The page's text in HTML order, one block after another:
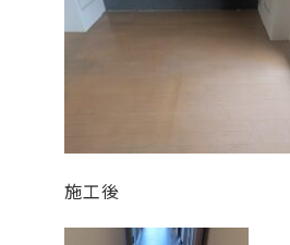
施工後